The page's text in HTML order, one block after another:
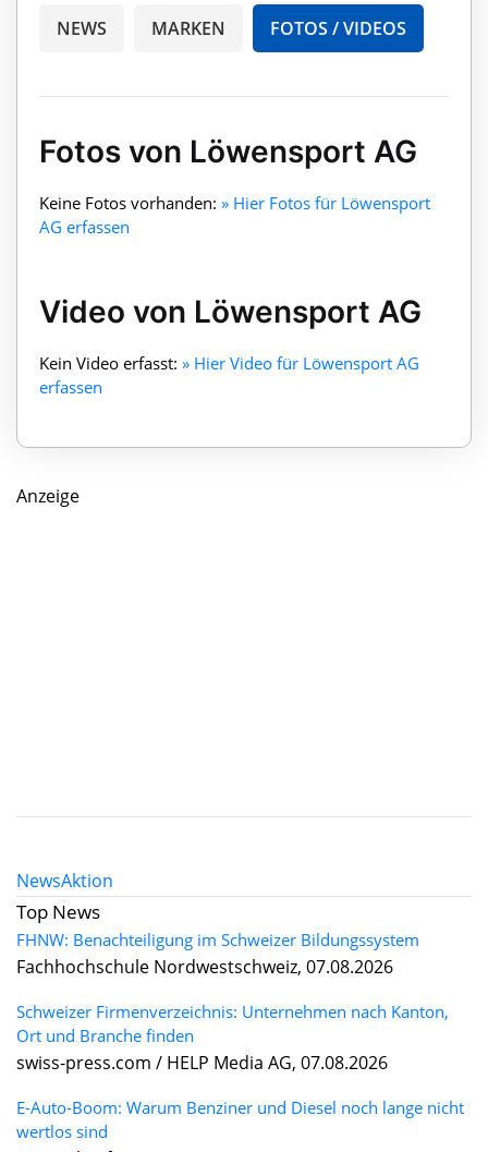
NEWS MARKEN FOTOS / VIDEOS
Fotos von Löwensport AG
Keine Fotos vorhanden: » Hier Fotos für Löwensport
AG erfassen
Video von Löwensport AG
Kein Video erfasst: » Hier Video für Löwensport AG
erfassen
Anzeige
NewsAktion
Top News
FHNW: Benachteiligung im Schweizer Bildungssystem
Fachhochschule Nordwestschweiz, 07.08.2026
Schweizer Firmenverzeichnis: Unternehmen nach Kanton,
Ort und Branche finden
swiss-press.com / HELP Media AG, 07.08.2026
E-Auto-Boom: Warum Benziner und Diesel noch lange nicht
wertlos sind